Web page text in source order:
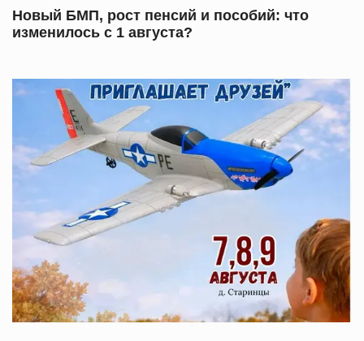
Новый БМП, рост пенсий и пособий: что
изменилось с 1 августа?